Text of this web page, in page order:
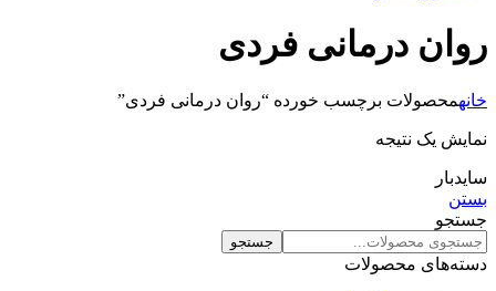
روان درمانی فردی
خانهمحصولات برچسب خورده “روان درمانی فردی”
نمایش یک نتیجه
سایدبار
بستن
جستجو
جستجو
دسته‌های محصولات